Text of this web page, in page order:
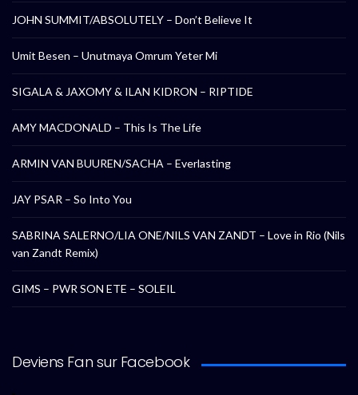
JOHN SUMMIT/ABSOLUTELY – Don’t Believe It
Umit Besen – Unutmaya Omrum Yeter Mi
SIGALA & JAXOMY & ILAN KIDRON – RIPTIDE
AMY MACDONALD – This Is The Life
ARMIN VAN BUUREN/SACHA – Everlasting
JAY PSAR – So Into You
SABRINA SALERNO/LIA ONE/NILS VAN ZANDT – Love in Rio (Nils
van Zandt Remix)
GIMS – PWR SON ETE – SOLEIL
Deviens Fan sur Facebook